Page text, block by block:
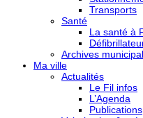
Transports
Santé
La santé à
Archives
Ma ville
Actualités
Le Fil infos
L’Agenda
Publications